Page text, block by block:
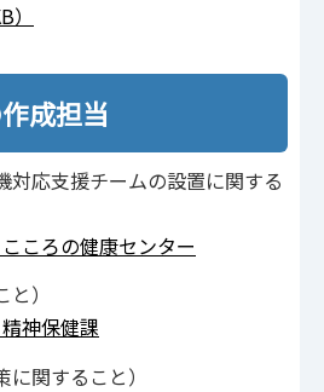
成担当
対応支援チームの設置に関する
ころの健康センター
）
神保健課
に関すること）